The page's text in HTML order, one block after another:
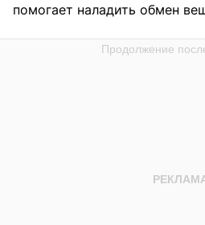
помогает наладить обмен